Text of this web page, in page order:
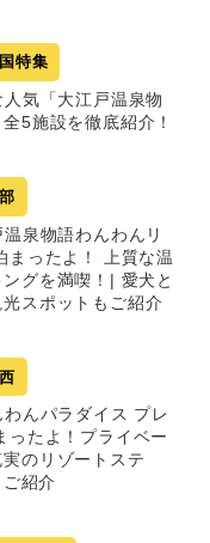
特集
気「大江戸温泉物
5施設を徹底紹介！
泉物語わんわんリ
まったよ！ 上質な温
グを満喫！| 愛犬と
スポットもご紹介
わんパラダイス プレ
ったよ！プライベー
のリゾートステ
紹介